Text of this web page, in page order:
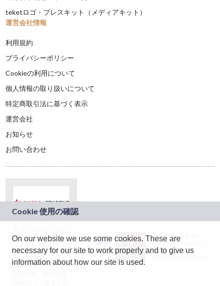
teketロゴ・プレスキット（メディアキット）
運営会社情報
利用規約
プライバシーポリシー
Cookieの利用について
個人情報の取り扱いについて
特定商取引法に基づく表示
運営会社
お知らせ
お問い合わせ
ドコモグループの新
規事業創出プログラ
ム「docomo
STARTUP」を通じて
JASRAC許諾番号：
9024936001Y45037
JASRAC許諾番号：
On our website we use some cookies. These are
necessary for our site to work properly and to give us
information about how our site is used.